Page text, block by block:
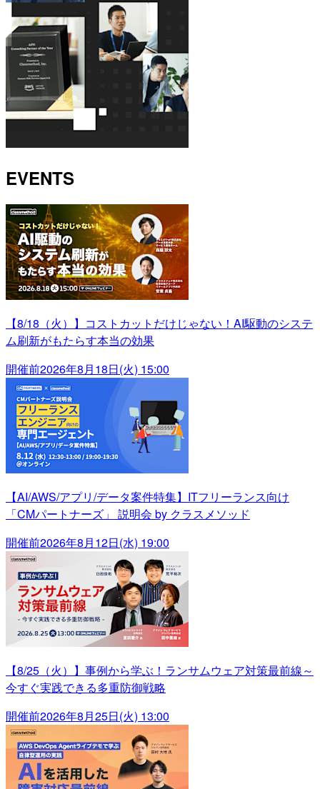
EVENTS
【8/18（火）】コストカットだけじゃない！AI駆動のシステ
ム刷新がもたらす本当の効果
開催前2026年8月18日(火) 15:00
【AI/AWS/アプリ/データ案件特集】ITフリーランス向け
「CMパートナーズ」 説明会 by クラスメソッド
開催前2026年8月12日(水) 19:00
【8/25（火）】事例から学ぶ！ランサムウェア対策最前線～
今すぐ実践できる多重防御戦略
開催前2026年8月25日(火) 13:00